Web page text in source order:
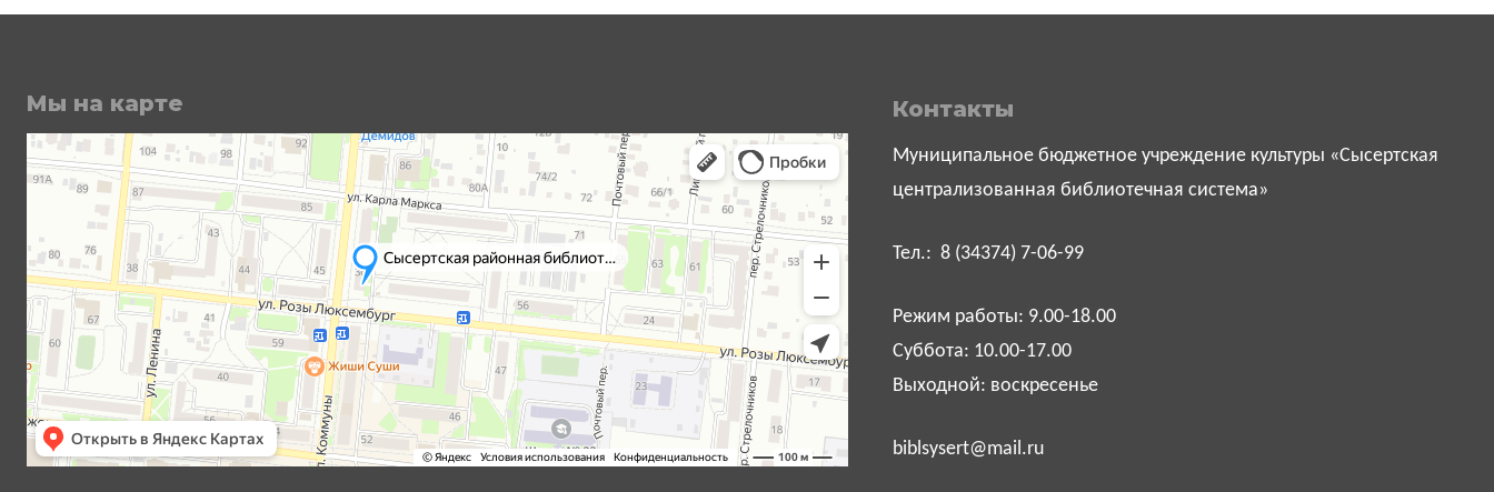
Мы на карте Контакты
Муниципальное бюджетное учреждение культуры «Сысертская
централизованная библиотечная система»
Тел.: 8 (34374) 7-06-99
Режим работы: 9.00-18.00
Суббота: 10.00-17.00
Выходной: воскресенье
biblsysert@mail.ru